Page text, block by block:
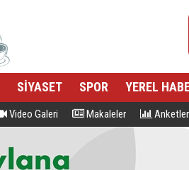
SİYASET SPOR YEREL
Video Galeri Makaleler Anketler